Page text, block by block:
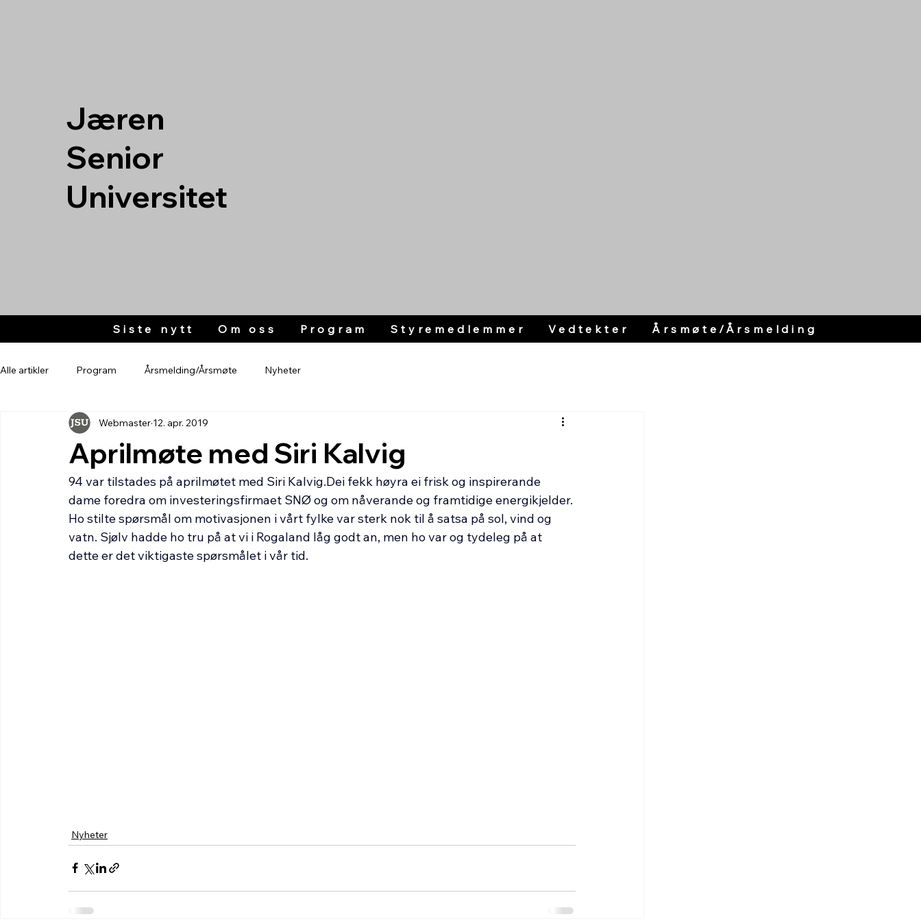
Jæren
Senior
Universitet
Siste nytt Om oss Program Styremedlemmer Vedtekter Årsmøte/Årsmelding
Alle artikler Program Årsmelding/Årsmøte Nyheter
Aprilmøte med Siri Kalvig
Webmaster 12. apr. 2019
94 var tilstades på aprilmøtet med Siri Kalvig.Dei fekk høyra ei frisk og inspirerande
dame foredra om investeringsfirmaet SNØ og om nåverande og framtidige energikjelder.
Ho stilte spørsmål om motivasjonen i vårt fylke var sterk nok til å satsa på sol, vind og
vatn. Sjølv hadde ho tru på at vi i Rogaland låg godt an, men ho var og tydeleg på at
dette er det viktigaste spørsmålet i vår tid.
Nyheter